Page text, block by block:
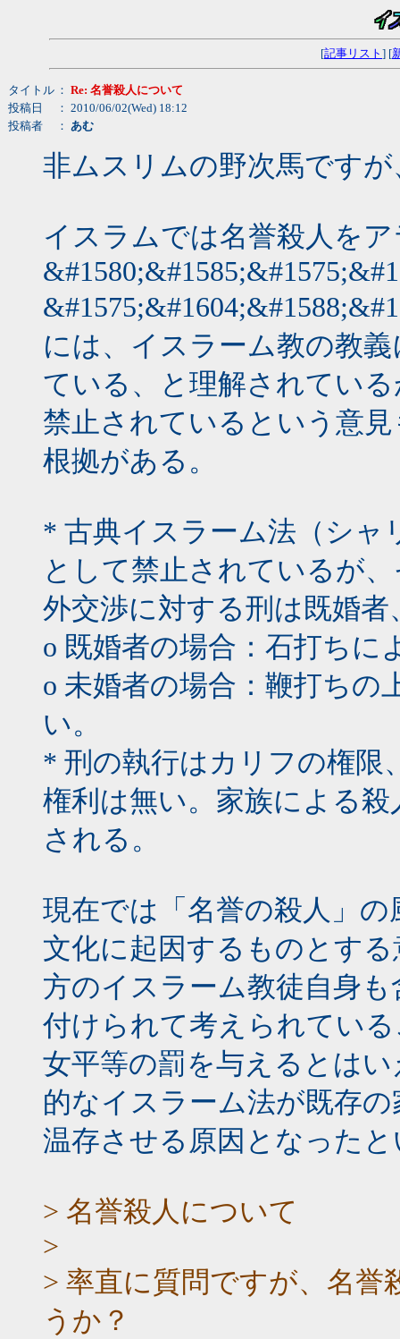
[記事リスト ] [
タイトル ： Re: 名誉殺人について
投稿日
： 2010/06/02(Wed) 18:12
投稿者
： あむ
非ムスリムの野次馬です
イスラムでは名誉殺人を
には、イスラーム教の教
ている、と理解されてい
禁止されているという意
根拠がある。
* 古典イスラーム法（シャ
として禁止されているが
外交渉に対する刑は既婚
o 既婚者の場合：石打ちに
o 未婚者の場合：鞭打ちの
い。
* 刑の執行はカリフの権限
権利は無い。家族による
される。
現在では「名誉の殺人」
文化に起因するものとす
方のイスラーム教徒自身
付けられて考えられてい
女平等の罰を与えるとは
的なイスラーム法が既存
温存させる原因となった
> 名誉殺人について
>
> 率直に質問ですが、名
うか？